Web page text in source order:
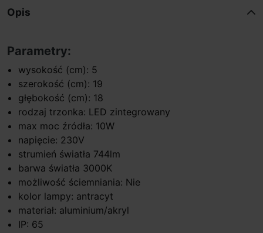
Opis
Parametry:
wysokość (cm): 5
szerokość (cm): 19
głębokość (cm): 18
rodzaj trzonka: LED zintegrowany
max moc źródła: 10W
napięcie: 230V
strumień światła 744lm
barwa światła 3000K
możliwość ściemniania: Nie
kolor lampy: antracyt
materiał: aluminium/akryl
IP: 65